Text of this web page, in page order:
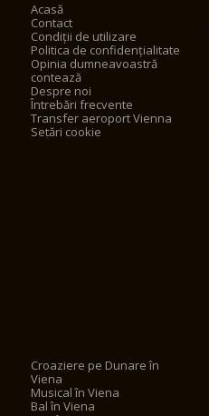
Acasă
Contact
Condiții de utilizare
Politica de confidențialitate
Opinia dumneavoastră
contează
Despre noi
Întrebări frecvente
Transfer aeroport Vienna
Setări cookie
Croaziere pe Dunare în
Viena
Musical în Viena
Bal în Viena